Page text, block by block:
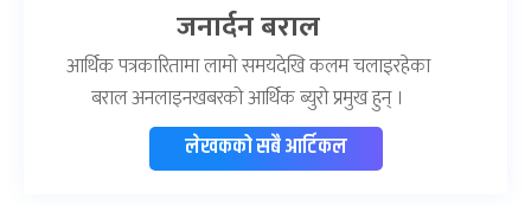
जनार्दन बराल
आर्थिक पत्रकारितामा लामो समयदेखि कलम चलाइरहेका
बराल अनलाइनखबरको आर्थिक ब्युरो प्रमुख हुन् ।
लेखकको सबै आर्टिकल